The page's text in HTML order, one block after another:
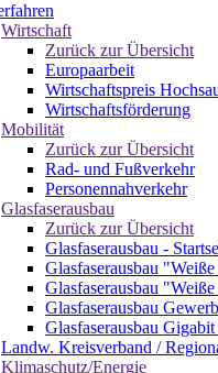
Wirtschaft
Zurück zur Übersicht
Europaarbeit
Wirtschaftspreis
Wirtschaftsförderung
Mobilität
Zurück zur Übersicht
Rad- und Fußverkehr
Personennahverkehr
Glasfaserausbau
Zurück zur Übersicht
Glasfaserausbau -
Glasfaserausbau
Glasfaserausbau
Glasfaserausbau
Glasfaserausbau
Landw. Kreisverband /
Klimaschutz/Energie